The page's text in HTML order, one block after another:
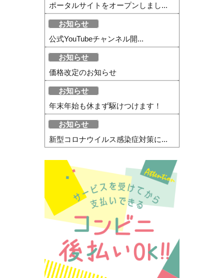
ポータルサイトをオープンしまし...
お知らせ
公式YouTubeチャンネル開...
お知らせ
価格改定のお知らせ
お知らせ
年末年始も休まず駆けつけます！
お知らせ
新型コロナウイルス感染症対策に...